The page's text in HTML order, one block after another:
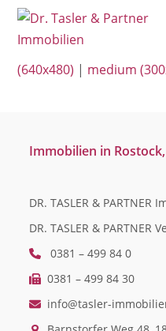
SkipOpen
mobile
menu
Close
mobile
menu
(640x480) | medium
Immobilien in
DR. TASLER &
DR. TASLER &
0381 – 499 84 0
0381 – 499 84 30
info@tasler-